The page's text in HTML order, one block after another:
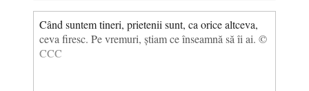
Când suntem tineri, prietenii sunt, ca orice altceva,
ceva firesc. Pe vremuri, știam ce înseamnă să îi ai. ©
CCC